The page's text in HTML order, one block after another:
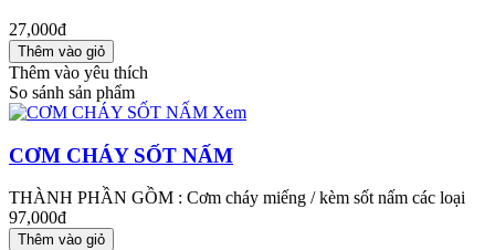
27,000đ
Thêm vào yêu thích
So sánh sản phẩm
Xem
CƠM CHÁY SỐT NẤM
THÀNH PHẦN GỒM : Cơm cháy miếng / kèm sốt nấm các loại
97,000đ